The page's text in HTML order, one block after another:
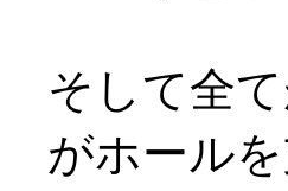
そして全
がホール